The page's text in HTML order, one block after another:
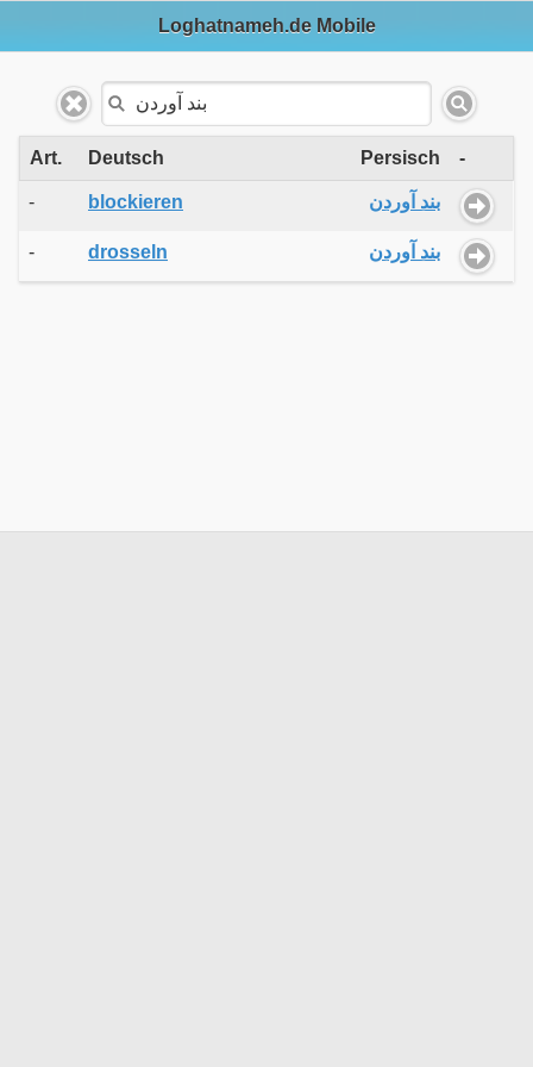
Loghatnameh.de Mobile
Art. Deutsch Persisch -
- blockieren بند آوردن
- drosseln بند آوردن